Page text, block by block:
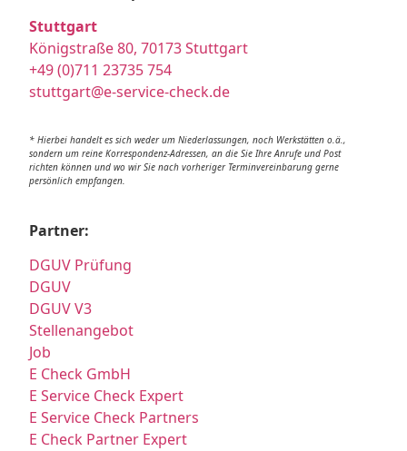
Stuttgart
Königstraße 80, 70173 Stuttgart
+49 (0)711 23735 754
stuttgart@e-service-check.de
* Hierbei handelt es sich weder um Niederlassungen, noch Werkstätten o.ä.,
sondern um reine Korrespondenz-Adressen, an die Sie Ihre Anrufe und Post
richten können und wo wir Sie nach vorheriger Terminvereinbarung gerne
persönlich empfangen.
Partner:
DGUV Prüfung
DGUV
DGUV V3
Stellenangebot
Job
E Check GmbH
E Service Check Expert
E Service Check Partners
E Check Partner Expert